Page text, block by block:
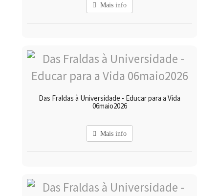
Mais info
Das Fraldas à Universidade - Educar para a Vida
06maio2026
Mais info